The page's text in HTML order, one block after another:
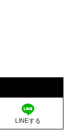
LINEする